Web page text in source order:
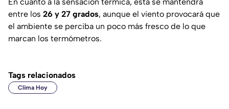
entre los 26 y 27 grados, aunque el viento provocará que
el ambiente se perciba un poco más fresco de lo que
marcan los termómetros.
Tags relacionados
Clima Hoy